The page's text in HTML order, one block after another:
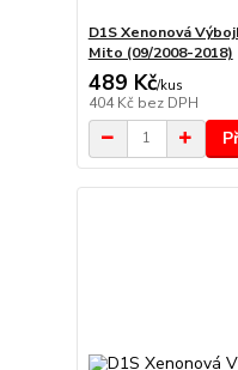
D1S Xenonová
Mito (09/2008-2018)
489 Kč/kus
404 Kč bez DPH